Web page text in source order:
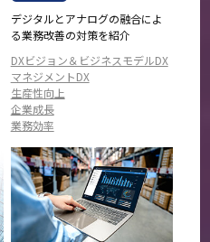
デジタルとアナログの融合によ
る業務改善の対策を紹介
DXビジョン＆ビジネスモデルDX
マネジメントDX
生産性向上
企業成長
業務効率